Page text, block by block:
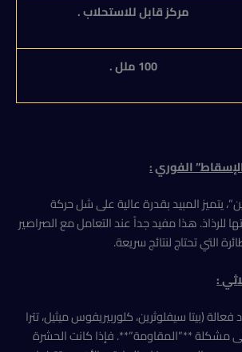
مركز قابل للاستحلاب .
100 ملل .
الفوري:
يتميز المبيد بقدرة عالية على شل حركة
للرذاذ. هذا مفيد جداً عند التعامل مع الصراصير
التي تحتاج لنتائج سريعة.
:
(بيتا سيفلوثرين، كلوربيريفوس ميثيل، تترا
مشكلة **”المقاومة”**. فإذا كانت الحشرة